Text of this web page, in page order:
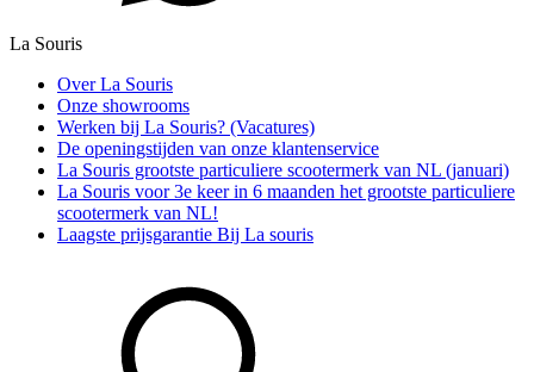
La Souris
Over La Souris
Onze showrooms
Werken bij La Souris? (Vacatures)
De openingstijden van onze klantenservice
La Souris grootste particuliere scootermerk van NL (januari)
La Souris voor 3e keer in 6 maanden het grootste particuliere
scootermerk van NL!
Laagste prijsgarantie Bij La souris